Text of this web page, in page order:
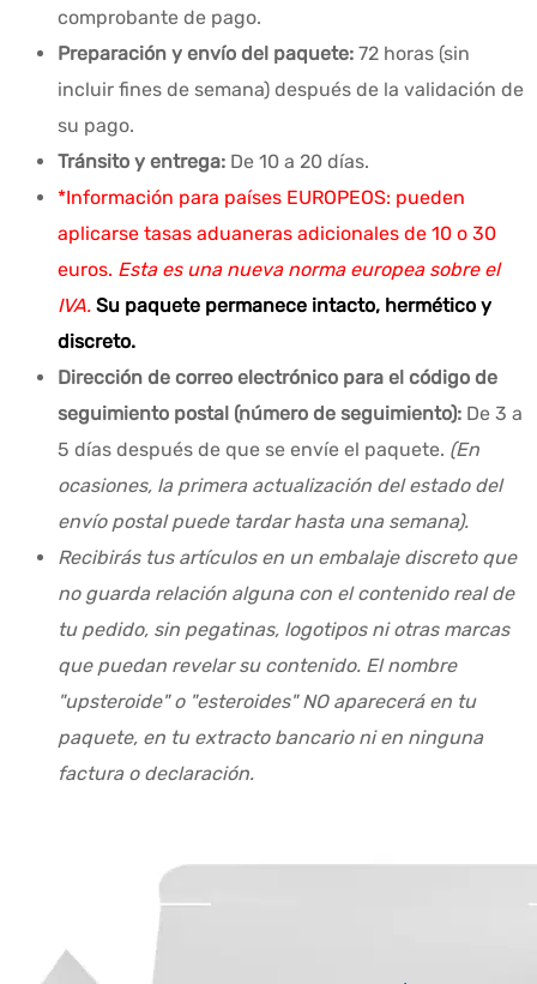
comprobante de pago.
Preparación y envío del paquete: 72 horas (sin
incluir fines de semana) después de la validación de
su pago.
Tránsito y entrega: De 10 a 20 días.
*Información para países EUROPEOS: pueden
aplicarse tasas aduaneras adicionales de 10 o 30
euros. Esta es una nueva norma europea sobre el
IVA. Su paquete permanece intacto, hermético y
discreto.
Dirección de correo electrónico para el código de
seguimiento postal (número de seguimiento): De 3 a
5 días después de que se envíe el paquete. (En
ocasiones, la primera actualización del estado del
envío postal puede tardar hasta una semana).
Recibirás tus artículos en un embalaje discreto que
no guarda relación alguna con el contenido real de
tu pedido, sin pegatinas, logotipos ni otras marcas
que puedan revelar su contenido. El nombre
"upsteroide" o "esteroides" NO aparecerá en tu
paquete, en tu extracto bancario ni en ninguna
factura o declaración.